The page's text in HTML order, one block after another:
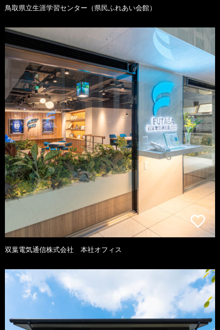
鳥取県立生涯学習センター（県民ふれあい会館）
双葉電気通信株式会社 本社オフィス